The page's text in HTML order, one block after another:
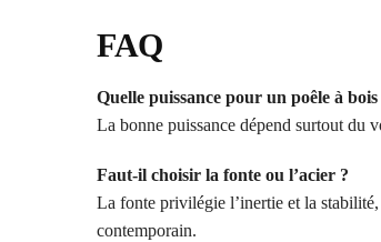
FAQ
Quelle puissance pour un poêle à bois
La bonne puissance dépend surtout du
Faut-il choisir la fonte ou l’acier ?
La fonte privilégie l’inertie et la
contemporain.